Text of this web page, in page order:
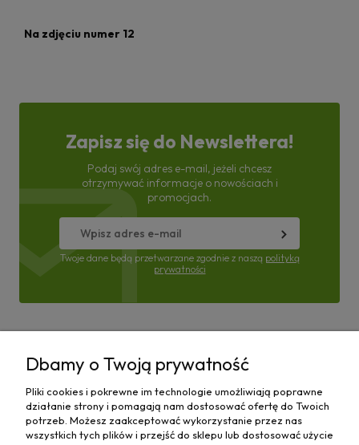
Na zdjęciu numer 12
Zapisz się do Newslettera!
Podaj swój adres e-mail, jeżeli chcesz
otrzymywać informacje o nowościach i
promocjach.
Twoje dane będą przetwarzane zgodnie z naszą polityką
prywatności
Moje konto
Płatności i dostawa
Dbamy o Twoją prywatność
Pliki cookies i pokrewne im technologie umożliwiają poprawne
działanie strony i pomagają nam dostosować ofertę do Twoich
potrzeb. Możesz zaakceptować wykorzystanie przez nas
wszystkich tych plików i przejść do sklepu lub dostosować użycie